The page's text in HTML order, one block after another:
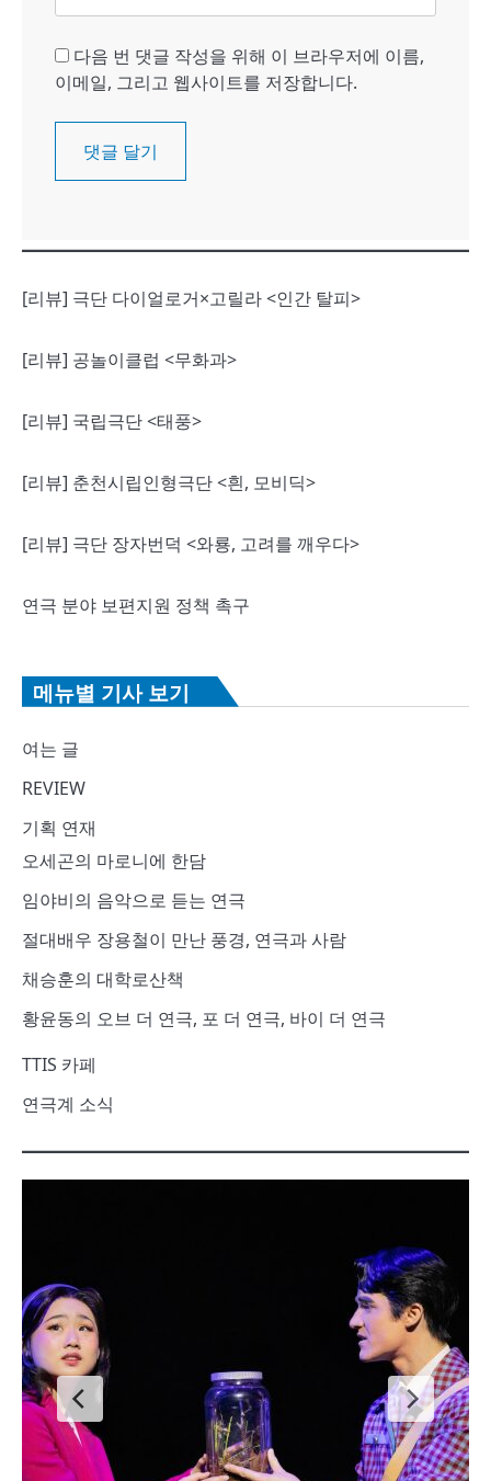
다음 번 댓글 작성을 위해 이 브라우저에 이름,
이메일, 그리고 웹사이트를 저장합니다.
[리뷰] 극단 다이얼로거×고릴라 <인간 탈피>
[리뷰] 공놀이클럽 <무화과>
[리뷰] 국립극단 <태풍>
[리뷰] 춘천시립인형극단 <흰, 모비딕>
[리뷰] 극단 장자번덕 <와룡, 고려를 깨우다>
연극 분야 보편지원 정책 촉구
메뉴별 기사 보기
여는 글
REVIEW
기획 연재
오세곤의 마로니에 한담
임야비의 음악으로 듣는 연극
절대배우 장용철이 만난 풍경, 연극과 사람
채승훈의 대학로산책
황윤동의 오브 더 연극, 포 더 연극, 바이 더 연극
TTIS 카페
연극계 소식